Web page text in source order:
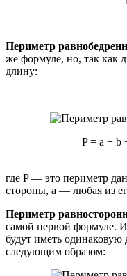
Периметр
же формуле, но, так как
длину:
P = a + b
где P — это периметр
стороны, a — любая из
Периметр
самой первой формуле.
будут иметь
следующим образом: